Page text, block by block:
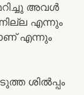
അവൾ
എന്നും
എന്നും
ശിൽപ്പം